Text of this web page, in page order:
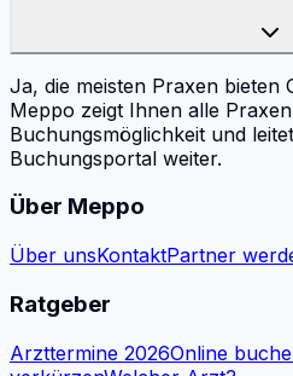
Ja, die meisten Praxen bieten
Meppo zeigt Ihnen alle
Buchungsmöglichkeit und
Buchungsportal weiter.
Über Meppo
Über unsKontaktPartner
Ratgeber
Arzttermine 2026Online